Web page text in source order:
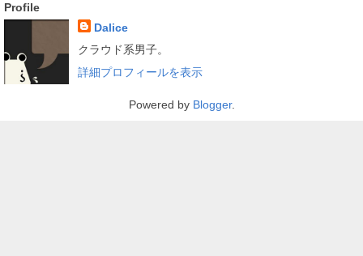
Profile
Dalice
クラウド系男子。
詳細プロフィールを表示
Powered by Blogger.